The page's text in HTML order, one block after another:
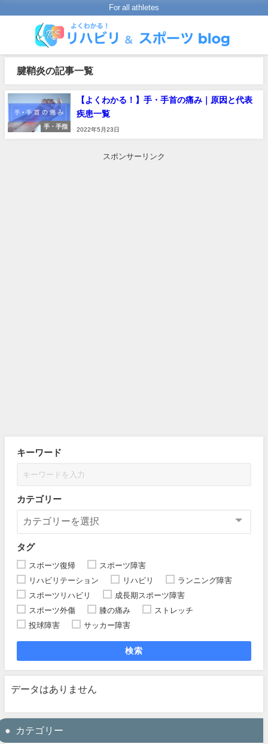
For all athletes
腱鞘炎の記事一覧
手・手指
【よくわかる！】手・手首の痛み｜原因と代表
疾患一覧
2022年5月23日
スポンサーリンク
キーワード
カテゴリー
タグ
スポーツ復帰
スポーツ障害
リハビリテーション
リハビリ
ランニング障害
スポーツリハビリ
成長期スポーツ障害
スポーツ外傷
膝の痛み
ストレッチ
投球障害
サッカー障害
検索
データはありません
カテゴリー